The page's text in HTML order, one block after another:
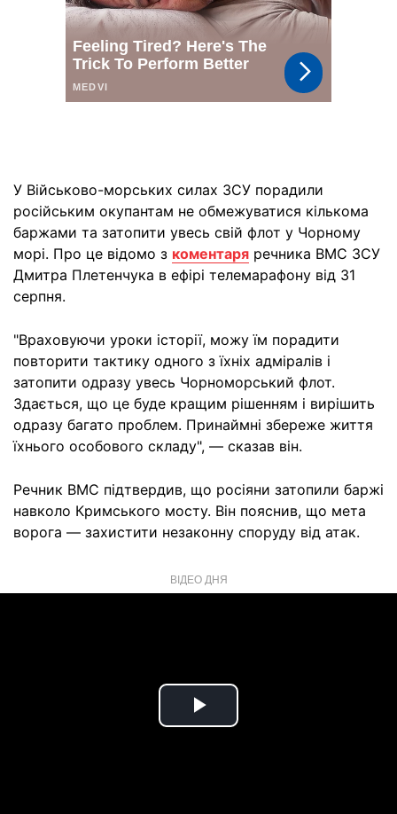
У Військово-морських силах ЗСУ порадили
російським окупантам не обмежуватися кількома
баржами та затопити увесь свій флот у Чорному
морі. Про це відомо з коментаря речника ВМС ЗСУ
Дмитра Плетенчука в ефірі телемарафону від 31
серпня.
"Враховуючи уроки історії, можу їм порадити
повторити тактику одного з їхніх адміралів і
затопити одразу увесь Чорноморський флот.
Здається, що це буде кращим рішенням і вирішить
одразу багато проблем. Принаймні збереже життя
їхнього особового складу", — сказав він.
Речник ВМС підтвердив, що росіяни затопили баржі
навколо Кримського мосту. Він пояснив, що мета
ворога — захистити незаконну споруду від атак.
ВІДЕО ДНЯ
Play